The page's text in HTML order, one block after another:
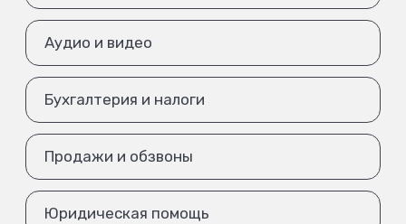
Аудио и видео
Бухгалтерия и налоги
Продажи и обзвоны
Юридическая помощь